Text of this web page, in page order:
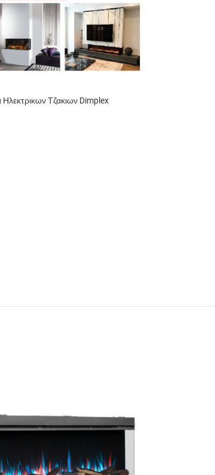
Ηλεκτρικων Τζακιων Dimplex